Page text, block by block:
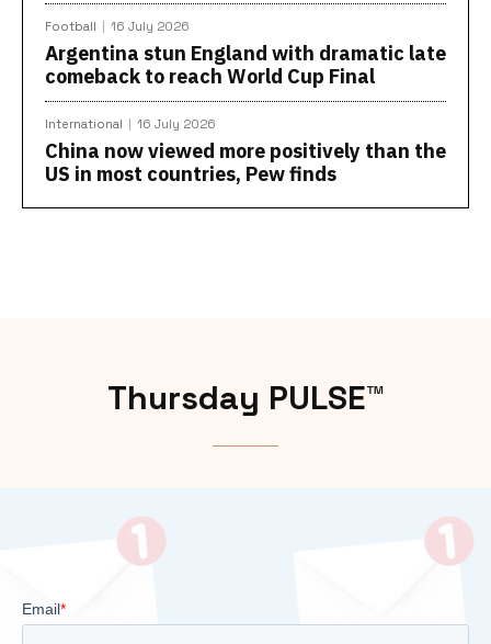
Football 16 July 2026
Argentina stun England with dramatic late
comeback to reach World Cup Final
International 16 July 2026
China now viewed more positively than the
US in most countries, Pew finds
Thursday PULSE™